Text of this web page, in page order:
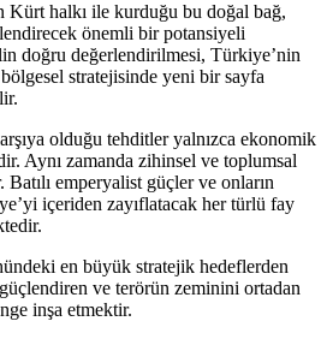
Kürt halkı ile kurduğu bu doğal bağ,
önemli bir potansiyeli
doğru değerlendirilmesi, Türkiye’nin
stratejisinde yeni bir sayfa
olduğu tehditler yalnızca ekonomik
Aynı zamanda zihinsel ve toplumsal
emperyalist güçler ve onların
içeriden zayıflatacak her türlü fay
en büyük stratejik hedeflerden
ve terörün zeminini ortadan
inşa etmektir.